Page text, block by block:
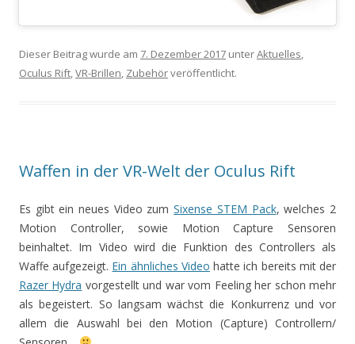
Dieser Beitrag wurde am 7. Dezember 2017 unterAktuelles,
Oculus Rift,VR-Brillen, Zubehörveröffentlicht.
Waffen in der VR-Welt der Oculus Rift
Es gibt ein neues Video zumSixense STEM Pack, welches 2
Motion Controller, sowie Motion Capture Sensoren
beinhaltet. Im Video wird die Funktion des Controllers als
Waffe aufgezeigt. Ein ähnliches Video hatte ich bereits mit der
Razer Hydra vorgestellt und war vom Feeling her schon mehr
als begeistert. So langsam wächst die Konkurrenz und vor
allem die Auswahl bei den Motion (Capture) Controllern/